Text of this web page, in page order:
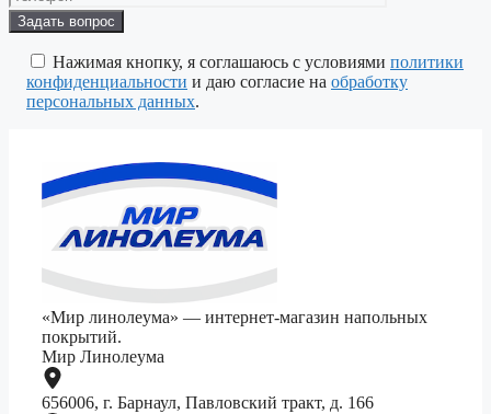
Оставьте
это
поле
пустым.
Нажимая кнопку, я соглашаюсь с условиями политики
конфиденциальности и даю согласие на обработку
персональных данных.
«Мир линолеума» — интернет-магазин напольных
покрытий.
Мир Линолеума
656006, г. Барнаул, Павловский тракт, д. 166